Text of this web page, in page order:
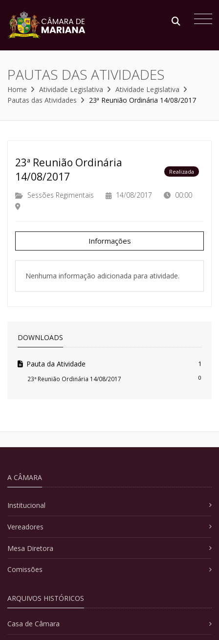
PAUTAS DAS ATIVIDADES
Home Atividade Legislativa
Atividade Legislativa
Pautas das Atividades
23ª Reunião Ordinária 14/08/2017
23ª Reunião Ordinária
14/08/2017
Realizada
Sessões Regimentais 14/08/2017 00:00
Informações
Nenhuma informação adicionada para atividade.
DOWNLOADS
Pauta da Atividade 1
23ª Reunião Ordinária 14/08/2017 0
A CÂMARA
Institucional
Vereadores
Mesa Diretora
Comissões
ARQUIVOS HISTÓRICOS
Casa de Câmara